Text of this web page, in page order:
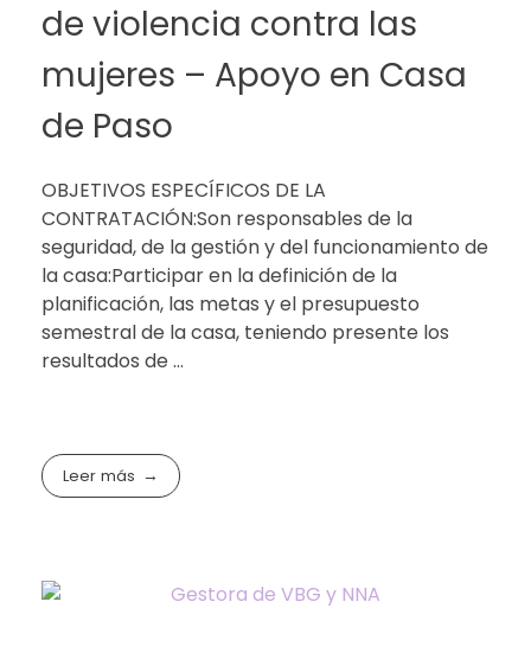
de violencia contra las
mujeres – Apoyo en Casa
de Paso
OBJETIVOS ESPECÍFICOS DE LA
CONTRATACIÓN:Son responsables de la
seguridad, de la gestión y del funcionamiento de
la casa:Participar en la definición de la
planificación, las metas y el presupuesto
semestral de la casa, teniendo presente los
resultados de ...
Leer más